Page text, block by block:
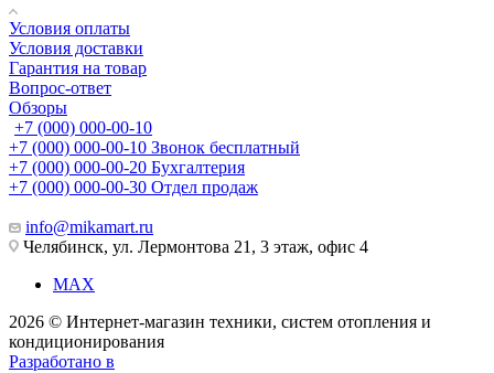
Условия оплаты
Условия доставки
Гарантия на товар
Вопрос-ответ
Обзоры
+7 (000) 000-00-10
+7 (000) 000-00-10 Звонок бесплатный
+7 (000) 000-00-20 Бухгалтерия
+7 (000) 000-00-30 Отдел продаж
info@mikamart.ru
Челябинск, ул. Лермонтова 21, 3 этаж, офис 4
MAX
2026 © Интернет-магазин техники, систем отопления и
кондиционирования
Разработано в